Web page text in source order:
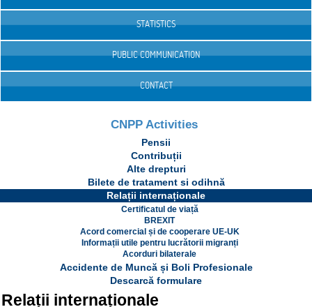
STATISTICS
PUBLIC COMMUNICATION
CONTACT
CNPP Activities
Pensii
Contribuții
Alte drepturi
Bilete de tratament si odihnă
Relații internaționale
Certificatul de viață
BREXIT
Acord comercial și de cooperare UE-UK
Informații utile pentru lucrătorii migranți
Acorduri bilaterale
Accidente de Muncă și Boli Profesionale
Descarcă formulare
Relații internaționale